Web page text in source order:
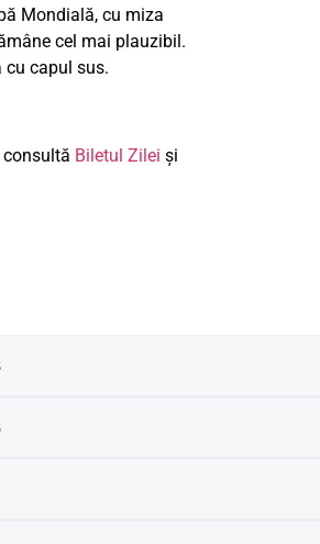
Mondială, cu miza
cel mai plauzibil.
cu capul sus.
Biletul Zilei și